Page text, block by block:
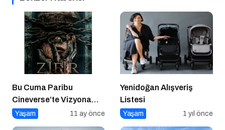
Bu Cuma Paribu
Cineverse’te Vizyona
Girecek Filmler
Yaşam 11 ay önce
Yenidoğan Alışveriş
Listesi
Yaşam 1 yıl önce